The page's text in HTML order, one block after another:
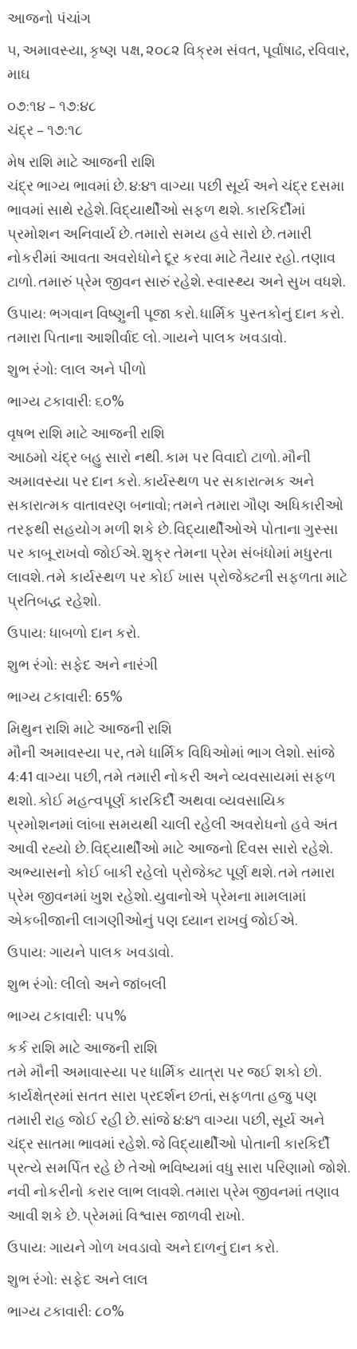
આજનો પંચાંગ
૫, અમાવસ્યા, કૃષ્ણ પક્ષ, ૨૦૮૨ વિક્રમ સંવત, પૂર્વાષાઢ, રવિવાર,
માઘ
૦૭:૧૪ – ૧૭:૪૮
ચંદ્ર – ૧૭:૧૮
મેષ રાશિ માટે આજની રાશિ
ચંદ્ર ભાગ્ય ભાવમાં છે. ૪:૪૧ વાગ્યા પછી સૂર્ય અને ચંદ્ર દસમા
ભાવમાં સાથે રહેશે. વિદ્યાર્થીઓ સફળ થશે. કારકિર્દીમાં
પ્રમોશન અનિવાર્ય છે. તમારો સમય હવે સારો છે. તમારી
નોકરીમાં આવતા અવરોધોને દૂર કરવા માટે તૈયાર રહો. તણાવ
ટાળો. તમારું પ્રેમ જીવન સારું રહેશે. સ્વાસ્થ્ય અને સુખ વધશે.
ઉપાય: ભગવાન વિષ્ણુની પૂજા કરો. ધાર્મિક પુસ્તકોનું દાન કરો.
તમારા પિતાના આશીર્વાદ લો. ગાયને પાલક ખવડાવો.
શુભ રંગો: લાલ અને પીળો
ભાગ્ય ટકાવારી: ૬૦%
વૃષભ રાશિ માટે આજની રાશિ
આઠમો ચંદ્ર બહુ સારો નથી. કામ પર વિવાદો ટાળો. મૌની
અમાવસ્યા પર દાન કરો. કાર્યસ્થળ પર સકારાત્મક અને
સકારાત્મક વાતાવરણ બનાવો; તમને તમારા ગૌણ અધિકારીઓ
તરફથી સહયોગ મળી શકે છે. વિદ્યાર્થીઓએ પોતાના ગુસ્સા
પર કાબૂ રાખવો જોઈએ. શુક્ર તેમના પ્રેમ સંબંધોમાં મધુરતા
લાવશે. તમે કાર્યસ્થળ પર કોઈ ખાસ પ્રોજેક્ટની સફળતા માટે
પ્રતિબદ્ધ રહેશો.
ઉપાય: ધાબળો દાન કરો.
શુભ રંગો: સફેદ અને નારંગી
ભાગ્ય ટકાવારી: 65%
મિથુન રાશિ માટે આજની રાશિ
મૌની અમાવસ્યા પર, તમે ધાર્મિક વિધિઓમાં ભાગ લેશો. સાંજે
4:41 વાગ્યા પછી, તમે તમારી નોકરી અને વ્યવસાયમાં સફળ
થશો. કોઈ મહત્વપૂર્ણ કારકિર્દી અથવા વ્યવસાયિક
પ્રમોશનમાં લાંબા સમયથી ચાલી રહેલી અવરોધનો હવે અંત
આવી રહ્યો છે. વિદ્યાર્થીઓ માટે આજનો દિવસ સારો રહેશે.
અભ્યાસનો કોઈ બાકી રહેલો પ્રોજેક્ટ પૂર્ણ થશે. તમે તમારા
પ્રેમ જીવનમાં ખુશ રહેશો. યુવાનોએ પ્રેમના મામલામાં
એકબીજાની લાગણીઓનું પણ ધ્યાન રાખવું જોઈએ.
ઉપાય: ગાયને પાલક ખવડાવો.
શુભ રંગો: લીલો અને જાંબલી
ભાગ્ય ટકાવારી: ૫૫%
કર્ક રાશિ માટે આજની રાશિ
તમે મૌની અમાવાસ્યા પર ધાર્મિક યાત્રા પર જઈ શકો છો.
કાર્યક્ષેત્રમાં સતત સારા પ્રદર્શન છતાં, સફળતા હજુ પણ
તમારી રાહ જોઈ રહી છે. સાંજે ૪:૪૧ વાગ્યા પછી, સૂર્ય અને
ચંદ્ર સાતમા ભાવમાં રહેશે. જે વિદ્યાર્થીઓ પોતાની કારકિર્દી
પ્રત્યે સમર્પિત રહે છે તેઓ ભવિષ્યમાં વધુ સારા પરિણામો જોશે.
નવી નોકરીનો કરાર લાભ લાવશે. તમારા પ્રેમ જીવનમાં તણાવ
આવી શકે છે. પ્રેમમાં વિશ્વાસ જાળવી રાખો.
ઉપાય: ગાયને ગોળ ખવડાવો અને દાળનું દાન કરો.
શુભ રંગો: સફેદ અને લાલ
ભાગ્ય ટકાવારી: ૮૦%